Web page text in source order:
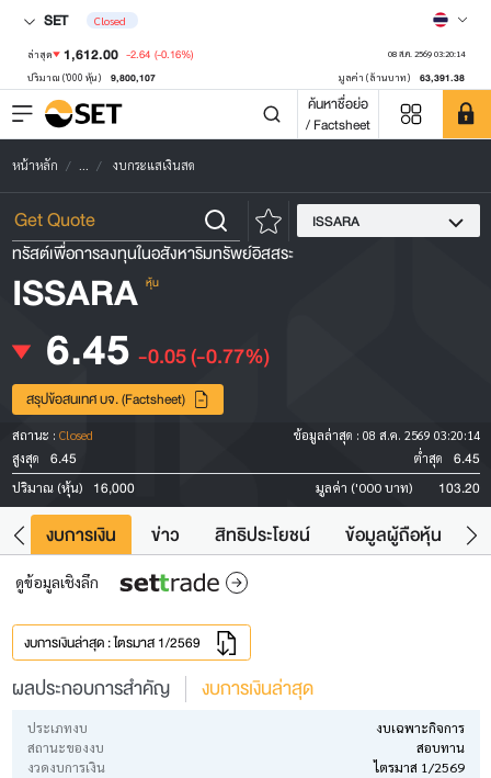
SET Closed
ล่าสุด 1,612.00 -2.64 (-0.16%) 08 ส.ค. 2569 03:20:14
ปริมาณ ('000 หุ้น) 9,800,107 มูลค่า (ล้านบาท) 63,391.38
ค้นหาชื่อย่อ
/ Factsheet
หน้าหลัก ... งบกระแสเงินสด
ISSARA
ทรัสต์เพื่อการลงทุนในอสังหาริมทรัพย์อิสสระ
ISSARA หุ้น
6.45 -0.05(-0.77%)
สรุปข้อสนเทศ บจ. (Factsheet)
สถานะ : Closed ข้อมูลล่าสุด : 08 ส.ค. 2569 03:20:14
สูงสุด
6.45 ต่ำสุด 6.45
ปริมาณ (หุ้น) 16,000 มูลค่า ('000 บาท) 103.20
งบการเงิน ข่าว สิทธิประโยชน์ ข้อมูลผู้ถือหุ้น
ดูข้อมูลเชิงลึก
งบการเงินล่าสุด : ไตรมาส 1/2569
ผลประกอบการสำคัญ งบการเงินล่าสุด
ประเภทงบ
งบเฉพาะกิจการ
สถานะของงบ
สอบทาน
งวดงบการเงิน
ไตรมาส 1/2569